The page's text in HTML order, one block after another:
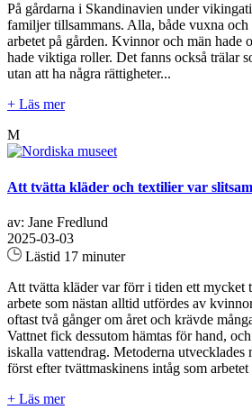
På gårdarna i Skandinavien under
familjer tillsammans. Alla, både vuxna och
arbetet på gården. Kvinnor och män hade
hade viktiga roller. Det fanns också trälar
utan att ha några rättigheter...
+ Läs mer
M
Att tvätta kläder och textilier var
av: Jane Fredlund
2025-03-03
Lästid 17 minuter
Att tvätta kläder var förr i tiden ett mycket
arbete som nästan alltid utfördes av
oftast två gånger om året och krävde
Vattnet fick dessutom hämtas för hand,
iskalla vattendrag. Metoderna utvecklades
först efter tvättmaskinens intåg som
+ Läs mer